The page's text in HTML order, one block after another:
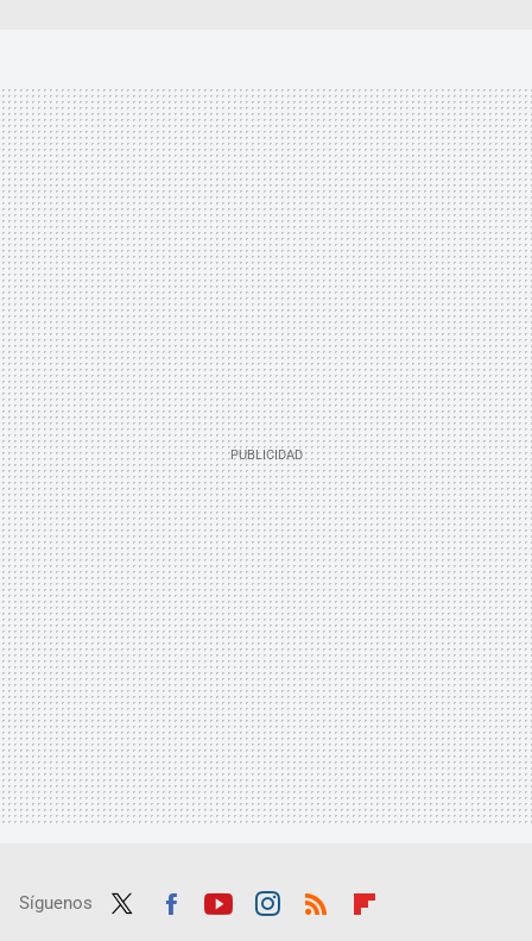
Síguenos